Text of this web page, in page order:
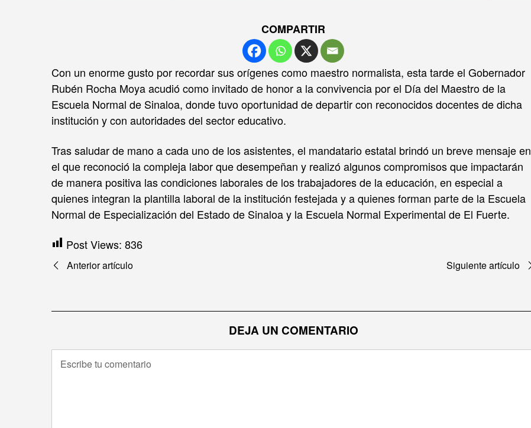
COMPARTIR
Con un enorme gusto por recordar sus orígenes como maestro normalista, esta tarde el Gobernador
Rubén Rocha Moya acudió como invitado de honor a la convivencia por el Día del Maestro de la
Escuela Normal de Sinaloa, donde tuvo oportunidad de departir con reconocidos docentes de dicha
institución y con autoridades del sector educativo.
Tras saludar de mano a cada uno de los asistentes, el mandatario estatal brindó un breve mensaje en
el que reconoció la compleja labor que desempeñan y realizó algunos compromisos que impactarán
de manera positiva las condiciones laborales de los trabajadores de la educación, en especial a
quienes integran la plantilla laboral de la institución festejada y a quienes forman parte de la Escuela
Normal de Especialización del Estado de Sinaloa y la Escuela Normal Experimental de El Fuerte.
Post Views: 836
Navegación
entradas
Anterior artículo Siguiente artículo
DEJA UN COMENTARIO